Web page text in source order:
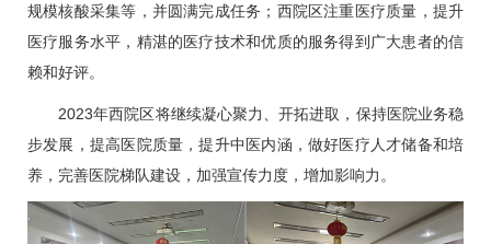
规模核酸采集等，并圆满完成任务；西院区注重医疗质量，提升
医疗服务水平，精湛的医疗技术和优质的服务得到广大患者的信
赖和好评。
2023年西院区将继续凝心聚力、开拓进取，保持医院业务稳
步发展，提高医院质量，提升中医内涵，做好医疗人才储备和培
养，完善医院梯队建设，加强宣传力度，增加影响力。